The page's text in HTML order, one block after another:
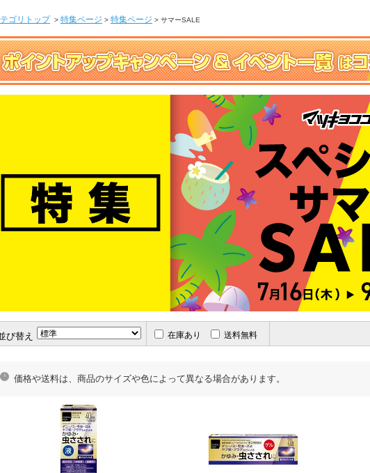
ゴリトップ > 特集ページ > 特集ページ > サマーSALE
び替え 在庫あり 送料無料
価格や送料は、商品のサイズや色によって異なる場合があります。